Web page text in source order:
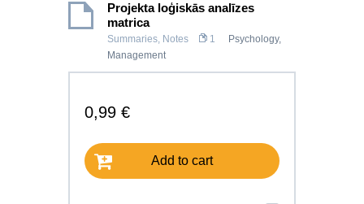
Projekta loģiskās analīzes
matrica
Summaries, Notes 1 Psychology,
Management
0,99 €
Add to cart